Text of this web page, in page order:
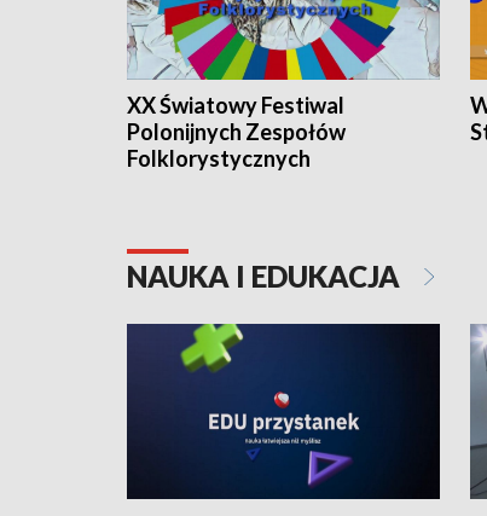
XX Światowy Festiwal
Polonijnych Zespołów
Folklorystycznych
NAUKA I EDUKACJA